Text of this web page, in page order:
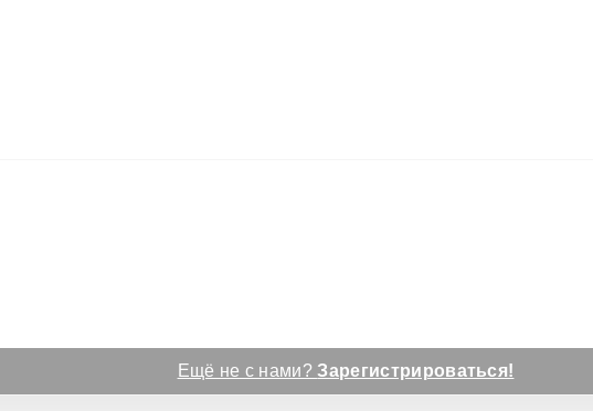
Ещё не с нами?Зарегистрироваться!